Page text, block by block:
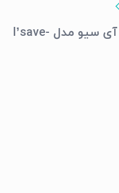
کولر گازی اینورتر گری 24000 آی سیو مدل I’save-